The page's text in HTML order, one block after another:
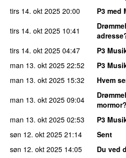
tirs 14. okt 2025 20:00
P3 med
tirs 14. okt 2025 10:41
tirs 14. okt 2025 04:47
P3
man 13. okt 2025 22:52
P3
man 13. okt 2025 15:32
Hvem
man 13. okt 2025 09:04
mormor?
man 13. okt 2025 02:53
P3
søn 12. okt 2025 21:14
Sent
søn 12. okt 2025 14:05 Du ved